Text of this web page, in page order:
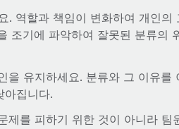
. 역할과 책임이 변화하여 개인의
조기에 파악하여 잘못된 분류의
유지하세요. 분류와 그 이유를
아집니다.
제를 피하기 위한 것이 아니라 팀